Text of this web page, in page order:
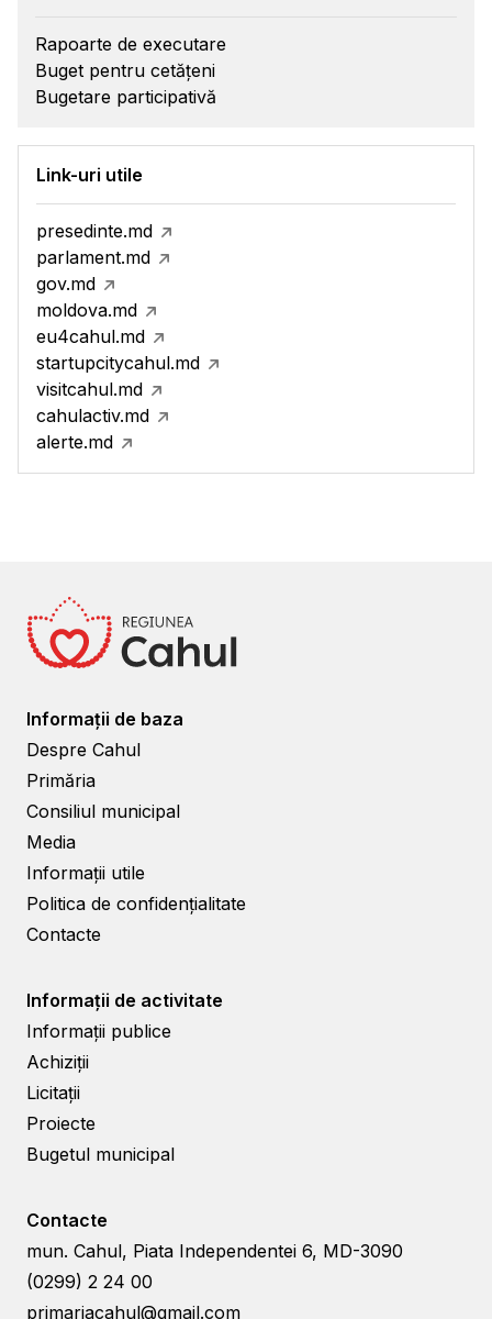
Rapoarte de executare
Buget pentru cetățeni
Bugetare participativă
Link-uri utile
presedinte.md
parlament.md
gov.md
moldova.md
eu4cahul.md
startupcitycahul.md
visitcahul.md
cahulactiv.md
alerte.md
Informații de baza
Despre Cahul
Primăria
Consiliul municipal
Media
Informații utile
Politica de confidențialitate
Contacte
Informații de activitate
Informații publice
Achiziții
Licitații
Proiecte
Bugetul municipal
Contacte
mun. Cahul, Piata Independentei 6, MD-3090
(0299) 2 24 00
primariacahul@gmail.com